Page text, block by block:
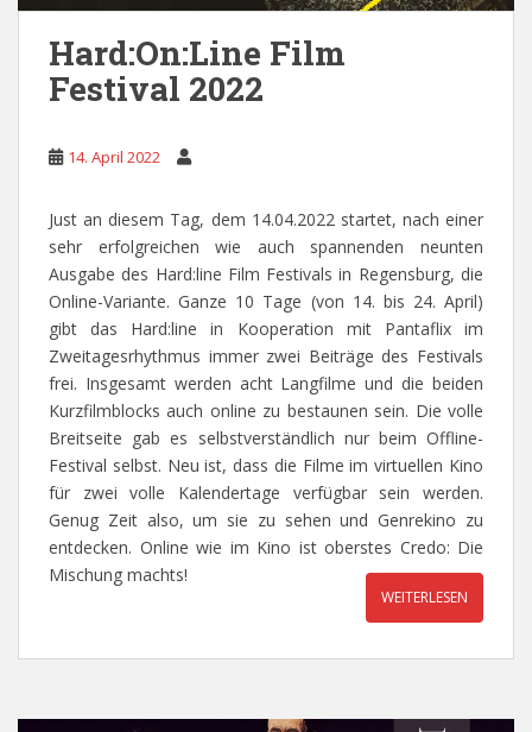
Hard:On:Line Film
Festival 2022
14. April 2022
Just an diesem Tag, dem 14.04.2022 startet, nach einer
sehr erfolgreichen wie auch spannenden neunten
Ausgabe des Hard:line Film Festivals in Regensburg, die
Online-Variante. Ganze 10 Tage (von 14. bis 24. April)
gibt das Hard:line in Kooperation mit Pantaflix im
Zweitagesrhythmus immer zwei Beiträge des Festivals
frei. Insgesamt werden acht Langfilme und die beiden
Kurzfilmblocks auch online zu bestaunen sein. Die volle
Breitseite gab es selbstverständlich nur beim Offline-
Festival selbst. Neu ist, dass die Filme im virtuellen Kino
für zwei volle Kalendertage verfügbar sein werden.
Genug Zeit also, um sie zu sehen und Genrekino zu
entdecken. Online wie im Kino ist oberstes Credo: Die
Mischung machts!
WEITERLESEN